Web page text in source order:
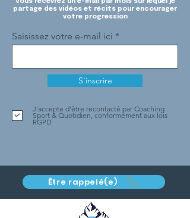
partage des vidéos et récits pour encourager
votre progression
Saisissez votre e-mail ici
S'inscrire
J'accepte d'être recontacté par Coaching
Sport & Quotidien, conformément aux lois
RGPD
Être rappelé(e)